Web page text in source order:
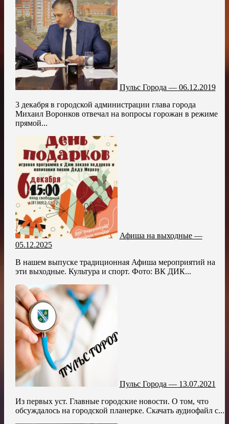
Пульс Города — 06.12.2019
3 декабря в городской администрации глава города
Михаил Воронков отвечал на вопросы горожан в режиме
прямой...
Афиша на выходные —
05.12.2025
В нашем выпуске традиционная Афиша мероприятий на
эти выходные. Культура и спорт. Фото: ВК ДИК...
Пульс Города — 13.07.2021
Из первых уст. Главные городские новости. О том, что
обсуждалось на городской планерке. Скачать аудиофайл с...